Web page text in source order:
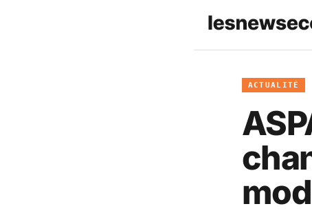
ACTUALITÉ